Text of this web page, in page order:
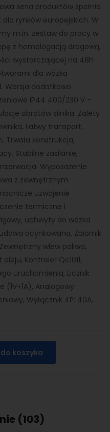
seria produktów spełnia
rynków europejskich. W
m.in. zestaw do pracy w
z homologacją drogową,
wystarczającej na 48h
dla wózka
Wersja dodatkowo
IP44 400/230 V -
obrotów silnika. Zalety
Łatwy transport,
Trwała konstrukcja,
Stabilne zasilanie,
Wyposażenie
z zewnętrznym
uzwojenie
termiczne i
uchwyty do wózka
ocynkowana, Zbiornik
wlew paliwa,
Kontroler Qc1011,
uruchomienia, Licznik
Analogowy
Wyłącznik 4P: 40A,
koszyka
(103)